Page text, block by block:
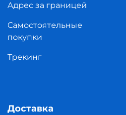
Адрес за границей
Самостоятельные
покупки
Трекинг
Доставка